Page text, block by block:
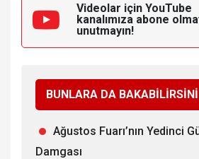
Videolar için YouTube
kanalımıza abone
unutmayın!
BUNLARA DA
Ağustos Fuarı’nın Yedinci
Damgası